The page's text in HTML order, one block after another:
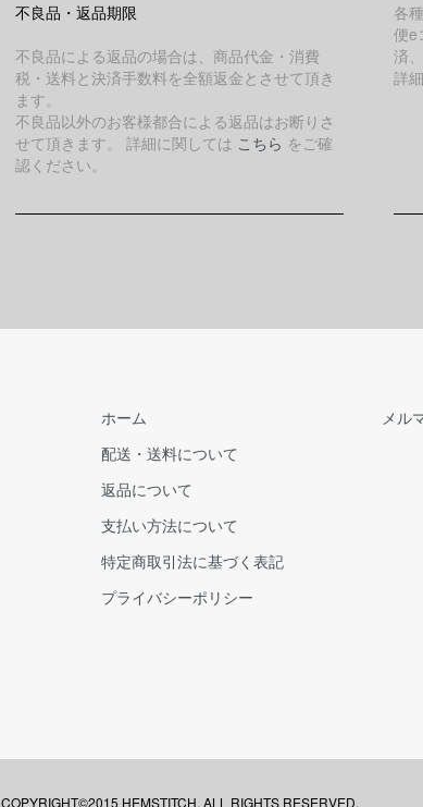
不良品・返品期限
不良品による返品の場合は、商品代金・消費
税・送料と決済手数料を全額返金とさせて頂き
ます。
不良品以外のお客様都合による返品はお断りさ
せて頂きます。 詳細に関しては こちら をご確
認ください。
各
便e
済
詳
ホーム
配送・送料について
返品について
支払い方法について
特定商取引法に基づく表記
プライバシーポリシー
メル
COPYRIGHT©2015 HEMSTITCH. ALL RIGHTS RESERVED.